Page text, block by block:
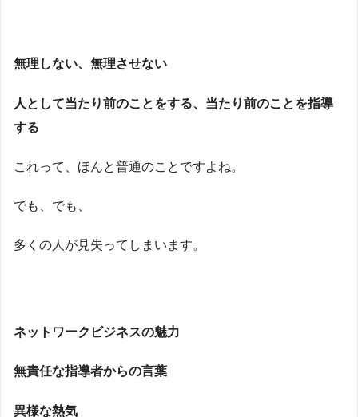
無理しない、無理させない
人として当たり前のことをする、当たり前のことを指導
する
これって、ほんと普通のことですよね。
でも、でも、
多くの人が見失ってしまいます。
ネットワークビジネスの魅力
無責任な指導者からの言葉
異様な熱気